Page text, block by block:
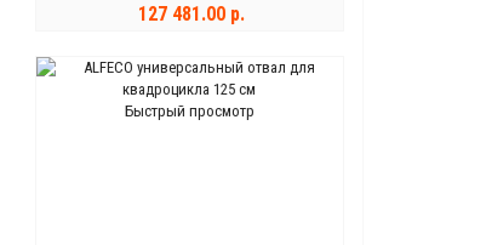
127 481.00 р.
ЗАКОНЧИЛСЯ
Быстрый просмотр